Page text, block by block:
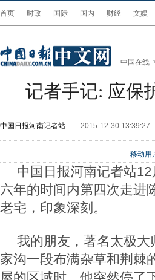
首页 时政 国际 国内 财经 文娱
中国在线
记者手记: 应保
中国日报河南记者站 2015-12-30 13:39:27
移动用
中国日报河南记者站
六年的时间内第四次走进
老宅，印象深刻。
我的朋友，著名太极
家沟一段布满杂草和荆棘